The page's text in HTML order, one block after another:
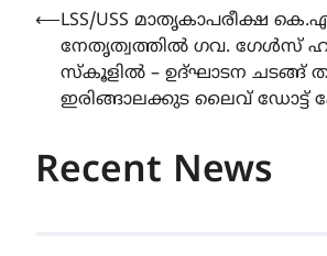
Post
navigation
⟵LSS/USS മാതൃകാപരീക്ഷ
നേതൃത്വത്തിൽ ഗവ. ഗേൾസ്
സ്കൂളിൽ – ഉദ്ഘാടന ചടങ്ങ്
ഇരിങ്ങാലക്കുട ലൈവ് ഡോട്ട്
Recent News